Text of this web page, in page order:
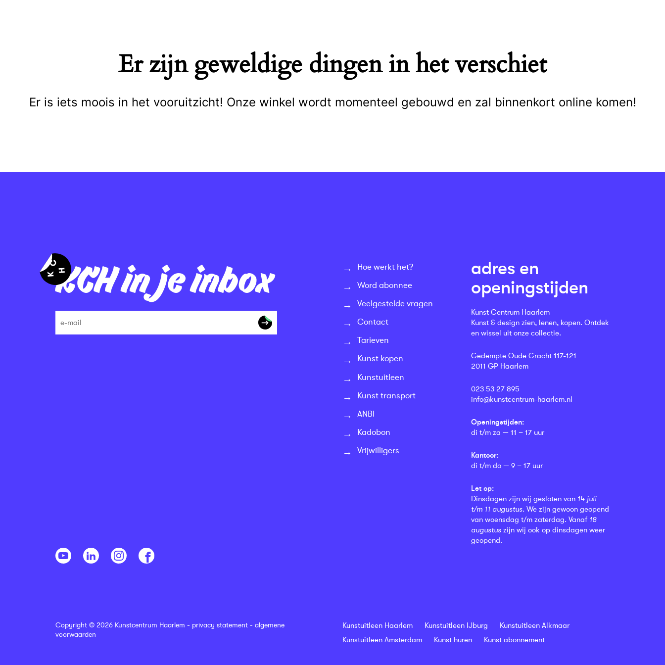
Er zijn geweldige dingen in het verschiet
Er is iets moois in het vooruitzicht! Onze winkel wordt momenteel gebouwd en zal binnenkort online komen!
KCH in je inbox
Hoe werkt het?
Word abonnee
Veelgestelde vragen
Contact
Tarieven
Kunst kopen
Kunstuitleen
Kunst transport
ANBI
Kadobon
Vrijwilligers
adres en
openingstijden
Kunst Centrum Haarlem
Kunst & design zien, lenen, kopen. Ontdek
en wissel uit onze collectie.
Gedempte Oude Gracht 117-121
2011 GP Haarlem
023 53 27 895
info@kunstcentrum-haarlem.nl
Openingstijden:
di t/m za — 11 – 17 uur
Kantoor:
di t/m do — 9 – 17 uur
Let op:
Dinsdagen zijn wij gesloten van 14 juli
t/m 11 augustus. We zijn gewoon geopend
van woensdag t/m zaterdag. Vanaf 18
augustus zijn wij ook op dinsdagen weer
geopend.
Copyright © 2026 Kunstcentrum Haarlem - privacy statement - algemene
voorwaarden
Kunstuitleen Haarlem Kunstuitleen IJburg
Kunstuitleen Alkmaar
Kunstuitleen Amsterdam
Kunst huren Kunst abonnement